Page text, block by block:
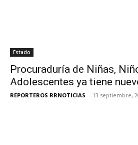
Estado
Procuraduría de Niñas,
Adolescentes ya tiene
REPORTEROS RRNOTICIAS - 13 septiembre,